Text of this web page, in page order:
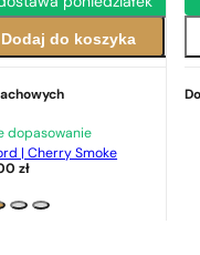
Dodaj do koszyka
dopasowanie
| Cherry Smoke
zł